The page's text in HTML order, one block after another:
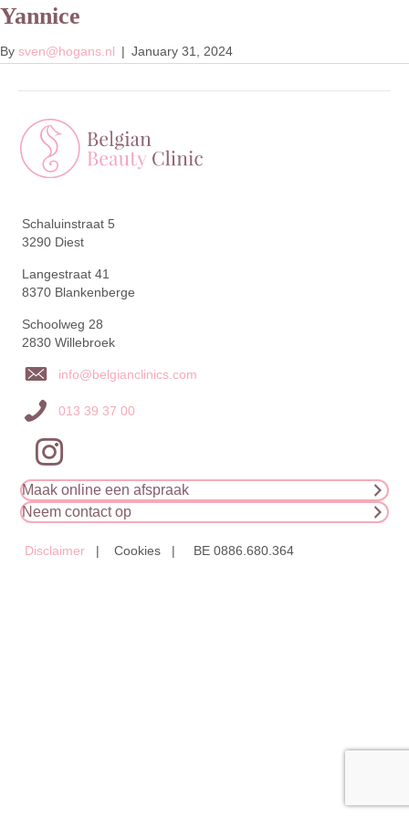
Yannice
By sven@hogans.nl | January 31, 2024
Schaluinstraat 5
3290 Diest
Langestraat 41
8370 Blankenberge
Schoolweg 28
2830 Willebroek
info@belgianclinics.com
013 39 37 00
Maak online een afspraak
Neem contact op
Disclaimer | Cookies | BE 0886.680.364